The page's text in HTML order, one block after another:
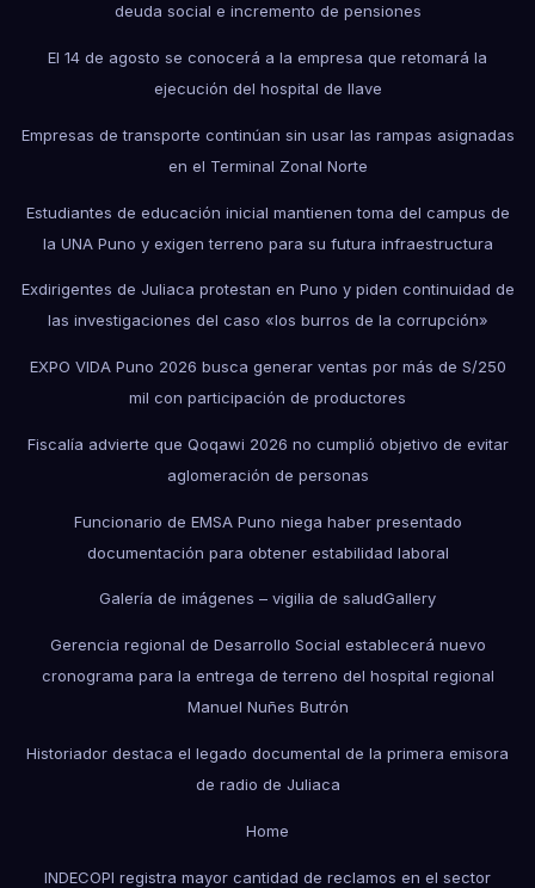
deuda social e incremento de pensiones
El 14 de agosto se conocerá a la empresa que retomará la
ejecución del hospital de Ilave
Empresas de transporte continúan sin usar las rampas asignadas
en el Terminal Zonal Norte
Estudiantes de educación inicial mantienen toma del campus de
la UNA Puno y exigen terreno para su futura infraestructura
Exdirigentes de Juliaca protestan en Puno y piden continuidad de
las investigaciones del caso «los burros de la corrupción»
EXPO VIDA Puno 2026 busca generar ventas por más de S/250
mil con participación de productores
Fiscalía advierte que Qoqawi 2026 no cumplió objetivo de evitar
aglomeración de personas
Funcionario de EMSA Puno niega haber presentado
documentación para obtener estabilidad laboral
Galería de imágenes – vigilia de saludGallery
Gerencia regional de Desarrollo Social establecerá nuevo
cronograma para la entrega de terreno del hospital regional
Manuel Nuñes Butrón
Historiador destaca el legado documental de la primera emisora
de radio de Juliaca
Home
INDECOPI registra mayor cantidad de reclamos en el sector